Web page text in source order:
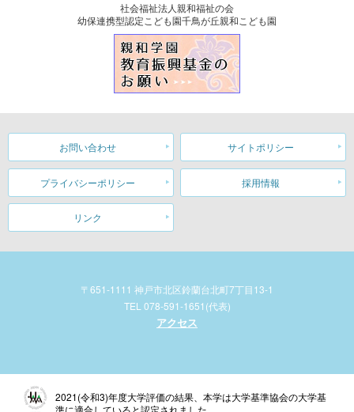
社会福祉法人親和福祉の会
幼保連携型認定こども園千鳥が丘親和こども園
お問い合わせ サイトポリシー
プライバシーポリシー 採用情報
リンク
〒651-1111 神戸市北区鈴蘭台北町7丁目13-1
TEL 078-591-1651(代表)
アクセス
2021(令和3)年度大学評価の結果、本学は大学基準協会の大学基